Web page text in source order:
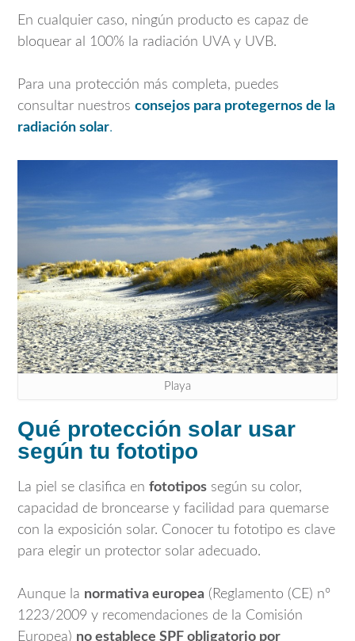
En cualquier caso, ningún producto es capaz de
bloquear al 100% la radiación UVA y UVB.
Para una protección más completa, puedes
consultar nuestros consejos para protegernos de la
radiación solar.
Playa
Qué protección solar usar
según tu fototipo
La piel se clasifica en fototipos según su color,
capacidad de broncearse y facilidad para quemarse
con la exposición solar. Conocer tu fototipo es clave
para elegir un protector solar adecuado.
Aunque la normativa europea (Reglamento (CE) nº
1223/2009 y recomendaciones de la Comisión
Europea) no establece SPF obligatorio por